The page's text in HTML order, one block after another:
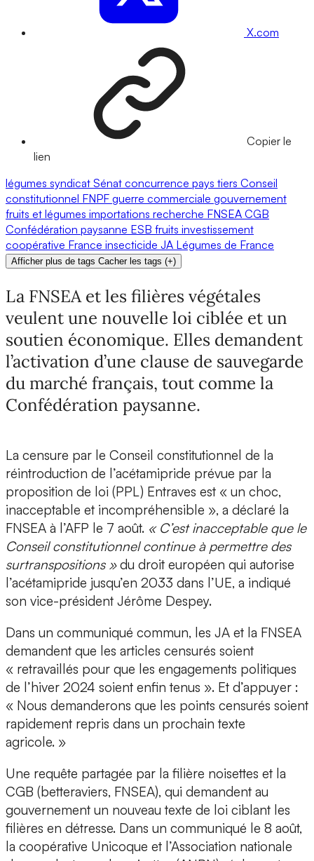
X.com
Copier le
lien
légumes syndicat Sénat concurrence pays tiers Conseil
constitutionnel FNPF guerre commerciale gouvernement
fruits et légumes importations recherche FNSEA CGB
Confédération paysanne ESB fruits investissement
coopérative France insecticide JA Légumes de France
Afficher plus de tags Cacher les tags (+)
La FNSEA et les filières végétales
veulent une nouvelle loi ciblée et un
soutien économique. Elles demandent
l’activation d’une clause de sauvegarde
du marché français, tout comme la
Confédération paysanne.
La censure par le Conseil constitutionnel de la
réintroduction de l’acétamipride prévue par la
proposition de loi (PPL) Entraves est « un choc,
inacceptable et incompréhensible », a déclaré la
FNSEA à l’AFP le 7 août. « C’est inacceptable que le
Conseil constitutionnel continue à permettre des
surtranspositions »du droit européen qui autorise
l’acétamipride jusqu’en 2033 dans l’UE, a indiqué
son vice-président Jérôme Despey.
Dans un communiqué commun, les JA et la FNSEA
demandent que les articles censurés soient
« retravaillés pour que les engagements politiques
de l’hiver 2024 soient enfin tenus ». Et d’appuyer :
« Nous demanderons que les points censurés soient
rapidement repris dans un prochain texte
agricole. »
Une requête partagée par la filière noisettes et la
CGB (betteraviers, FNSEA), qui demandent au
gouvernement un nouveau texte de loi ciblant les
filières en détresse. Dans un communiqué le 8 août,
la coopérative Unicoque et l’Association nationale